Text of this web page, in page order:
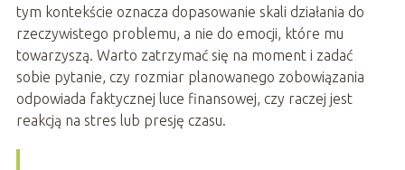
tym kontekście oznacza dopasowanie skali działania do
rzeczywistego problemu, a nie do emocji, które mu
towarzyszą. Warto zatrzymać się na moment i zadać
sobie pytanie, czy rozmiar planowanego zobowiązania
odpowiada faktycznej luce finansowej, czy raczej jest
reakcją na stres lub presję czasu.